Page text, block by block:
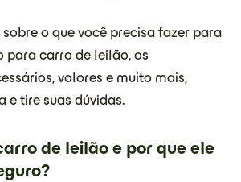
o que você precisa fazer para
para carro de leilão, os
valores e muito mais,
e tire suas dúvidas.
de leilão e por que ele